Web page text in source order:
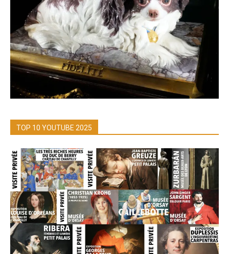
TOP 10 YOUTUBE 2025